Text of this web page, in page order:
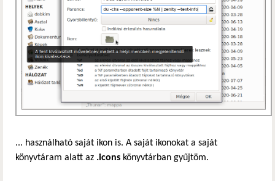
... használható saját ikon is. A saját ikonokat a saját
könyvtáram alatt az .icons könyvtárban gyűjtöm.